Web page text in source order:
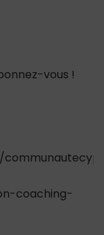
vous !
coaching-